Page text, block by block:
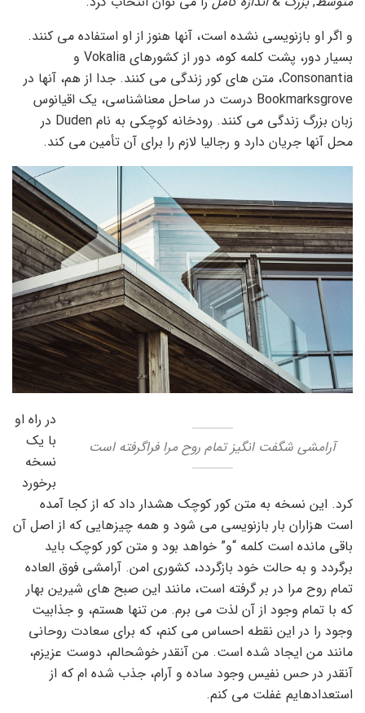
و اگر او بازنویسی نشده است، آنها هنوز از او استفاده می کنند.
بسیار دور، پشت کلمه کوه، دور از کشورهای Vokalia و
Consonantia، متن های کور زندگی می کنند. جدا از هم، آنها در
Bookmarksgrove درست در ساحل معناشناسی، یک اقیانوس
زبان بزرگ زندگی می کنند. رودخانه کوچکی به نام Duden در
محل آنها جریان دارد و رجالیا لازم را برای آن تأمین می کند.
آرامشی شگفت انگیز تمام روح مرا فراگرفته است
در راه او
با یک
نسخه
برخورد
کرد. این نسخه به متن کور کوچک هشدار داد که از کجا آمده
است هزاران بار بازنویسی می شود و همه چیزهایی که از اصل آن
باقی مانده است کلمه “و” خواهد بود و متن کور کوچک باید
برگردد و به حالت خود بازگردد، کشوری امن. آرامشی فوق العاده
تمام روح مرا در بر گرفته است، مانند این صبح های شیرین بهار
که با تمام وجود از آن لذت می برم. من تنها هستم، و جذابیت
وجود را در این نقطه احساس می کنم، که برای سعادت روحانی
مانند من ایجاد شده است. من آنقدر خوشحالم، دوست عزیزم،
آنقدر در حس نفیس وجود ساده و آرام، جذب شده ام که از
استعدادهایم غفلت می کنم.